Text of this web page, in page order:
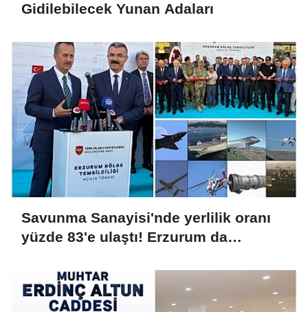
Gidilebilecek Yunan Adaları
Savunma Sanayisi'nde yerlilik oranı
yüzde 83'e ulaştı! Erzurum da